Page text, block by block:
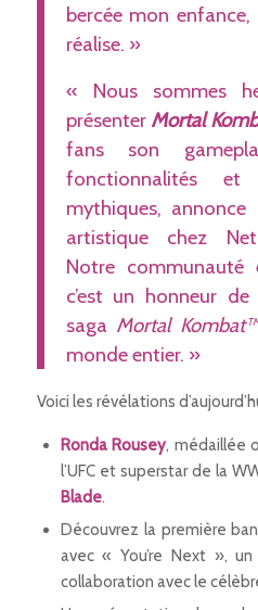
bercée mon
réalise. »
« Nous sommes
présenter Mortal
fans son
fonctionnalités et
mythiques,
artistique chez
Notre
c’est un honneur
saga Mortal
monde entier. »
Voici les révélations
Ronda Rousey, médaillée
l’UFC et superstar de la
Blade.
Découvrez la première
avec « You’re Next »,
collaboration avec le